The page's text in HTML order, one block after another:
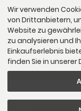
Widerrufsformular
Newsletter-
E-Mail-Adresse:
Wir verwenden
von Drittanbietern,
Website zu
zu analysieren und
Einkaufserlebnis
finden Sie in